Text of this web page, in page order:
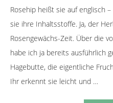
Rosehip heißt sie auf englisch
sie ihre Inhaltsstoffe. Ja, der
Rosengewächs-Zeit. Über die
habe ich ja bereits ausführlich
Hagebutte, die eigentliche
Ihr erkennt sie leicht und …